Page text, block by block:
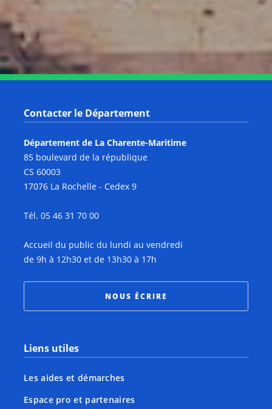
Notre page Youtube
Contacter le Département
Département de La Charente-Maritime
85 boulevard de la république
CS 60003
17076 La Rochelle - Cedex 9
Tél. 05 46 31 70 00
Accueil du public du lundi au vendredi
de 9h à 12h30 et de 13h30 à 17h
NOUS ÉCRIRE
Liens utiles
Les aides et démarches
Espace pro et partenaires